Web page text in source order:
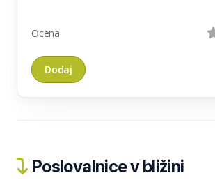
Ocena
Poslovalnice v bližini